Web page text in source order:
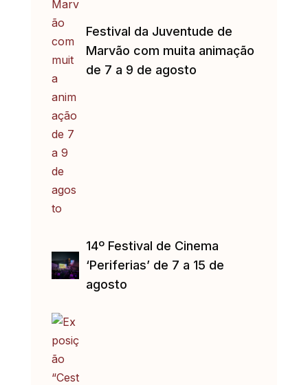
Festival da Juventude de
Marvão com muita animação
de 7 a 9 de agosto
14º Festival de Cinema
‘Periferias’ de 7 a 15 de
agosto